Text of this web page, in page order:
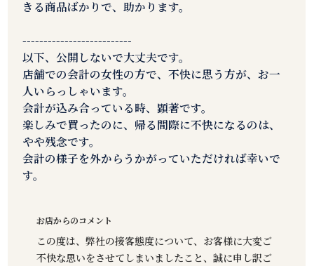
きる商品ばかりで、助かります。
--------------------------
以下、公開しないで大丈夫です。
店舗での会計の女性の方で、不快に思う方が、お一
人いらっしゃいます。
会計が込み合っている時、顕著です。
楽しみで買ったのに、帰る間際に不快になるのは、
やや残念です。
会計の様子を外からうかがっていただければ幸いで
す。
お店からのコメント
この度は、弊社の接客態度について、お客様に大変ご
不快な思いをさせてしまいましたこと、誠に申し訳ご